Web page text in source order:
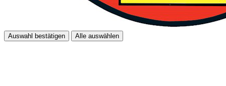
Auswahl bestätigen Alle auswählen